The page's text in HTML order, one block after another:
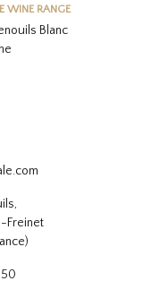
WINE RANGE
Blanc
Freinet